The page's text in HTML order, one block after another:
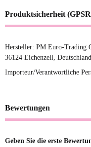
Produktsicherheit
Hersteller: PM Euro-Trading
36124 Eichenzell,
Importeur/Verantwortliche
Bewertungen
Geben Sie die erste